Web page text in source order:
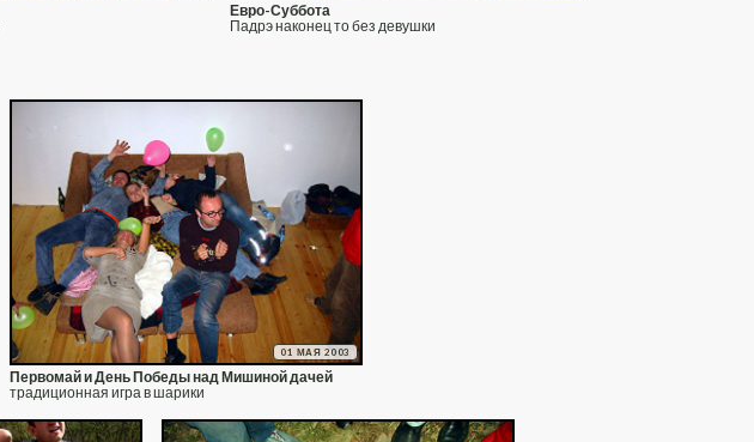
Евро-Суббота
Падрэ наконец то без девушки
01 МАЯ 2003
Первомай и День Победы над Мишиной дачей
традиционная игра в шарики